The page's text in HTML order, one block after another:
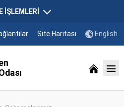
İŞLEMLERİ
Site Haritası English